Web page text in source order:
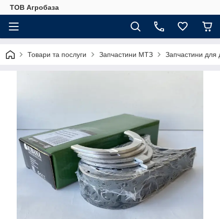
ТОВ Агробаза
Товари та послуги Запчастини МТЗ Запчастини для